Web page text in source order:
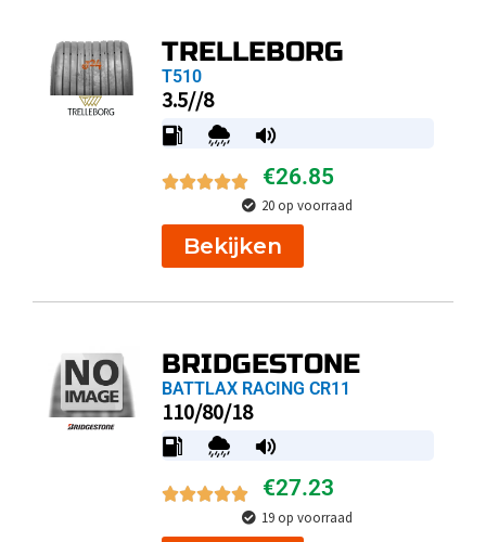
TRELLEBORG
T510
3.5//8
€26.85
20 op voorraad
Bekijken
BRIDGESTONE
BATTLAX RACING CR11
110/80/18
€27.23
19 op voorraad